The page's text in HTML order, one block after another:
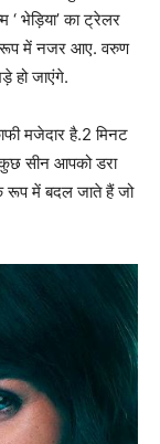
भेड़िया’ का ट्रेलर
रूप में नजर आए. वरुण
हो जाएंगे.
मजेदार है.2 मिनट
सीन आपको डरा
में बदल जाते हैं जो